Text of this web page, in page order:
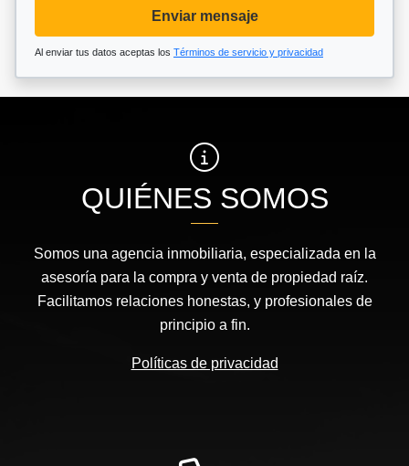
Enviar mensaje
Al enviar tus datos aceptas los Términos de servicio y privacidad
QUIÉNES SOMOS
Somos una agencia inmobiliaria, especializada en la
asesoría para la compra y venta de propiedad raíz.
Facilitamos relaciones honestas, y profesionales de
principio a fin.
Políticas de privacidad